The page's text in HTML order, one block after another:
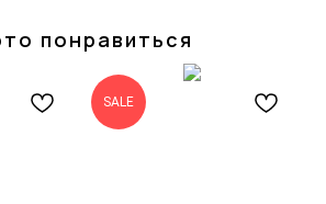
понравиться
SALE